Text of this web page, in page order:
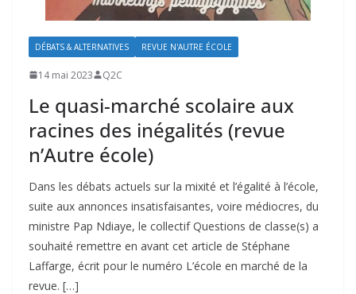
DÉBATS & ALTERNATIVES REVUE N'AUTRE ÉCOLE
14 mai 2023 Q2C
Le quasi-marché scolaire aux
racines des inégalités (revue
n’Autre école)
Dans les débats actuels sur la mixité et l’égalité à l’école,
suite aux annonces insatisfaisantes, voire médiocres, du
ministre Pap Ndiaye, le collectif Questions de classe(s) a
souhaité remettre en avant cet article de Stéphane
Laffarge, écrit pour le numéro L’école en marché de la
revue. […]